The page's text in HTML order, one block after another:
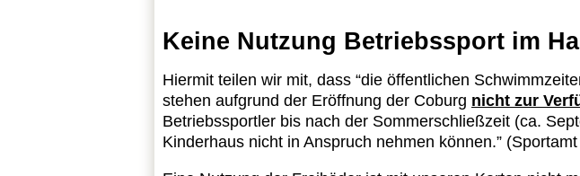
Keine Nutzung Betriebssport im
Hiermit teilen wir mit, dass “die öffentlichen
stehen aufgrund der Eröffnung der Coburg nicht zur
Betriebssportler bis nach der Sommerschließzeit (ca.
Kinderhaus nicht in Anspruch nehmen können.”